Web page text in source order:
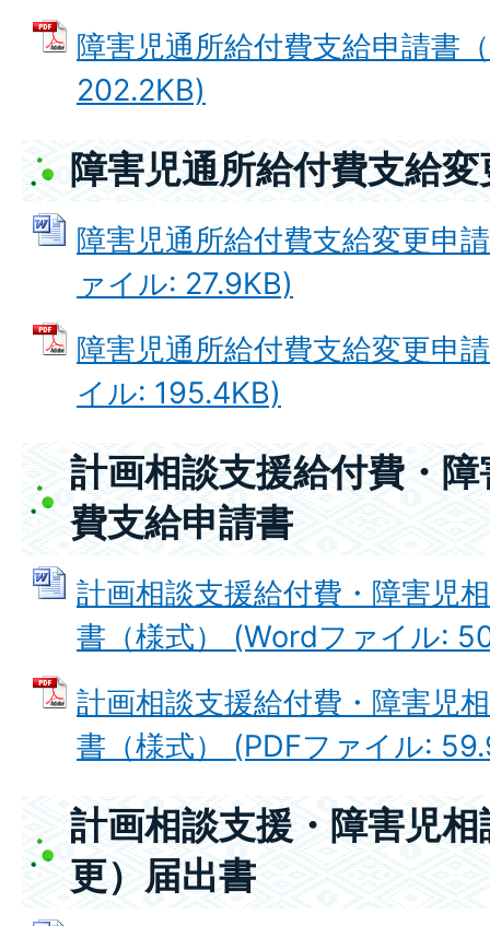
障害児通所給付費支給申請書
202.2KB)
障害児通所給付費支給
障害児通所給付費支給変更申
ァイル: 27.9KB)
障害児通所給付費支給変更申
イル: 195.4KB)
計画相談支援給付費・
費支給申請書
計画相談支援給付費・障害児
書（様式） (Wordファイル:
計画相談支援給付費・障害児
書（様式） (PDFファイル:
計画相談支援・障害児
更）届出書